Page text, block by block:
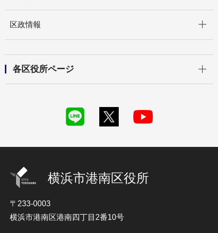
区政情報
各区役所ページ
横浜市港南区役所
〒233-0003
横浜市港南区港南四丁目2番10号